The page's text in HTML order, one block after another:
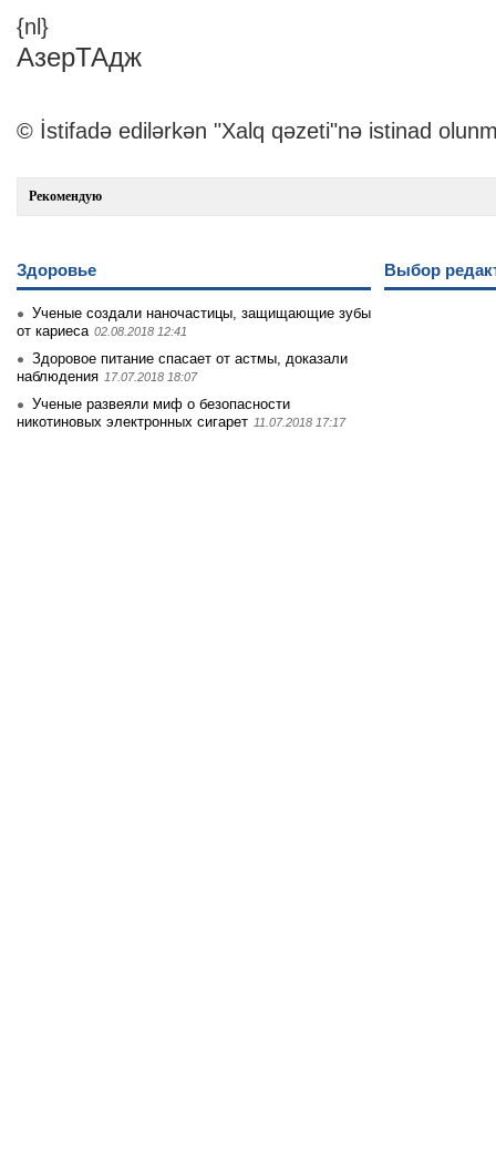
{nl}
АзерТАдж
© İstifadə edilərkən "Xalq qəzeti"nə istinad
Рекомендую
Здоровье
Ученые создали наночастицы, защищающие зубы
от кариеса 02.08.2018 12:41
Здоровое питание спасает от астмы, доказали
наблюдения 17.07.2018 18:07
Ученые развеяли миф о безопасности
никотиновых электронных сигарет 11.07.2018 17:17
Выбор